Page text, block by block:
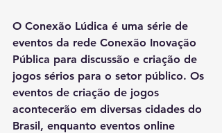
O Conexão Lúdica é uma série de
eventos da rede Conexão Inovação
Pública para discussão e criação de
jogos sérios para o setor público. Os
eventos de criação de jogos
acontecerão em diversas cidades do
Brasil, enquanto eventos online